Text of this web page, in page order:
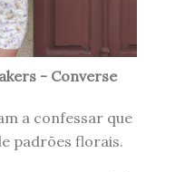
- Converse
a confessar que
padrões florais.